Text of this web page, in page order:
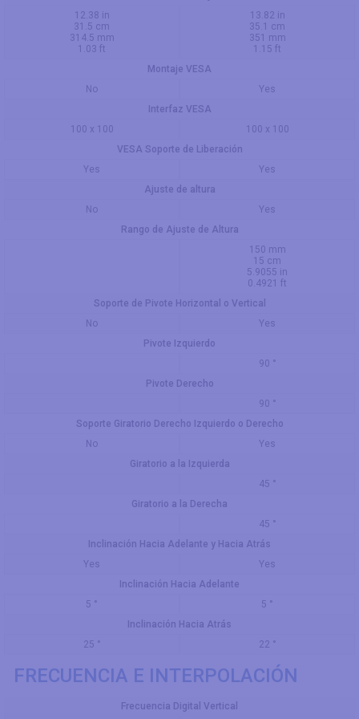
12.38 in
31.5 cm
314.5 mm
1.03 ft
13.82 in
35.1 cm
351 mm
1.15 ft
Montaje VESA
No
Yes
Interfaz VESA
100 x 100
100 x 100
VESA Soporte de Liberación
Yes
Yes
Ajuste de altura
No
Yes
Rango de Ajuste de Altura
150 mm
15 cm
5.9055 in
0.4921 ft
Soporte de Pivote Horizontal o Vertical
No
Yes
Pivote Izquierdo
90 °
Pivote Derecho
90 °
Soporte Giratorio Derecho Izquierdo o Derecho
No
Yes
Giratorio a la Izquierda
45 °
Giratorio a la Derecha
45 °
Inclinación Hacia Adelante y Hacia Atrás
Yes
Yes
Inclinación Hacia Adelante
5 °
5 °
Inclinación Hacia Atrás
25 °
22 °
FRECUENCIA E INTERPOLACIÓN
Frecuencia Digital Vertical